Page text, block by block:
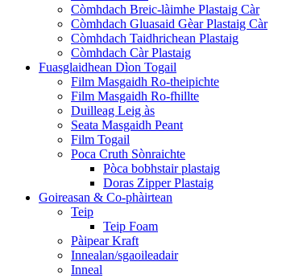
Còmhdach Breic-làimhe Plastaig Càr
Còmhdach Gluasaid Gèar Plastaig Càr
Còmhdach Taidhrichean Plastaig
Còmhdach Càr Plastaig
Fuasglaidhean Dìon Togail
Film Masgaidh Ro-theipichte
Film Masgaidh Ro-fhillte
Duilleag Leig às
Seata Masgaidh Peant
Film Togail
Poca Cruth Sònraichte
Pòca bobhstair plastaig
Doras Zipper Plastaig
Goireasan & Co-phàirtean
Teip
Teip Foam
Pàipear Kraft
Innealan/sgaoileadair
Inneal